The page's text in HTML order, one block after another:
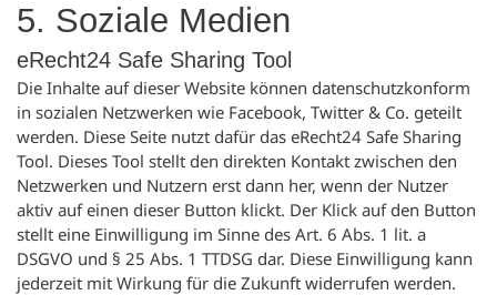
5. Soziale Medien
eRecht24 Safe Sharing Tool
Die Inhalte auf dieser Website können datenschutzkonform
in sozialen Netzwerken wie Facebook, Twitter & Co. geteilt
werden. Diese Seite nutzt dafür das eRecht24 Safe Sharing
Tool. Dieses Tool stellt den direkten Kontakt zwischen den
Netzwerken und Nutzern erst dann her, wenn der Nutzer
aktiv auf einen dieser Button klickt. Der Klick auf den Button
stellt eine Einwilligung im Sinne des Art. 6 Abs. 1 lit. a
DSGVO und § 25 Abs. 1 TTDSG dar. Diese Einwilligung kann
jederzeit mit Wirkung für die Zukunft widerrufen werden.